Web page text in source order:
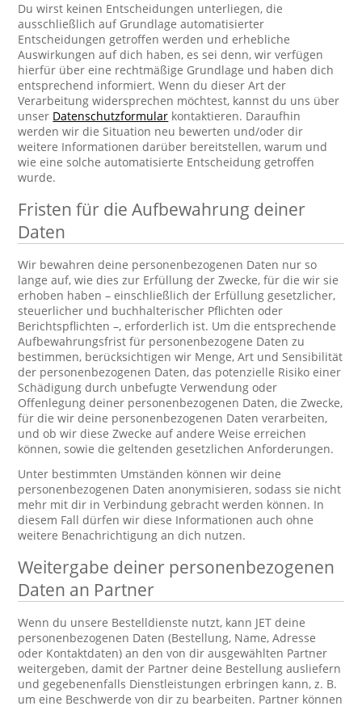
Du wirst keinen Entscheidungen unterliegen, die
ausschließlich auf Grundlage automatisierter
Entscheidungen getroffen werden und erhebliche
Auswirkungen auf dich haben, es sei denn, wir verfügen
hierfür über eine rechtmäßige Grundlage und haben dich
entsprechend informiert. Wenn du dieser Art der
Verarbeitung widersprechen möchtest, kannst du uns über
unser Datenschutzformular kontaktieren. Daraufhin
werden wir die Situation neu bewerten und/oder dir
weitere Informationen darüber bereitstellen, warum und
wie eine solche automatisierte Entscheidung getroffen
wurde.
Fristen für die Aufbewahrung deiner
Daten
Wir bewahren deine personenbezogenen Daten nur so
lange auf, wie dies zur Erfüllung der Zwecke, für die wir sie
erhoben haben – einschließlich der Erfüllung gesetzlicher,
steuerlicher und buchhalterischer Pflichten oder
Berichtspflichten –, erforderlich ist. Um die entsprechende
Aufbewahrungsfrist für personenbezogene Daten zu
bestimmen, berücksichtigen wir Menge, Art und Sensibilität
der personenbezogenen Daten, das potenzielle Risiko einer
Schädigung durch unbefugte Verwendung oder
Offenlegung deiner personenbezogenen Daten, die Zwecke,
für die wir deine personenbezogenen Daten verarbeiten,
und ob wir diese Zwecke auf andere Weise erreichen
können, sowie die geltenden gesetzlichen Anforderungen.
Unter bestimmten Umständen können wir deine
personenbezogenen Daten anonymisieren, sodass sie nicht
mehr mit dir in Verbindung gebracht werden können. In
diesem Fall dürfen wir diese Informationen auch ohne
weitere Benachrichtigung an dich nutzen.
Weitergabe deiner personenbezogenen
Daten an Partner
Wenn du unsere Bestelldienste nutzt, kann JET deine
personenbezogenen Daten (Bestellung, Name, Adresse
oder Kontaktdaten) an den von dir ausgewählten Partner
weitergeben, damit der Partner deine Bestellung ausliefern
und gegebenenfalls Dienstleistungen erbringen kann, z. B.
um eine Beschwerde von dir zu bearbeiten. Partner können